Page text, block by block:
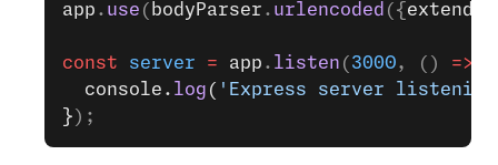
app . use ( bodyParser . urlencoded ({
const server = app . listen ( 3000, () =>
  console.
log ( 'Express server listening
} );